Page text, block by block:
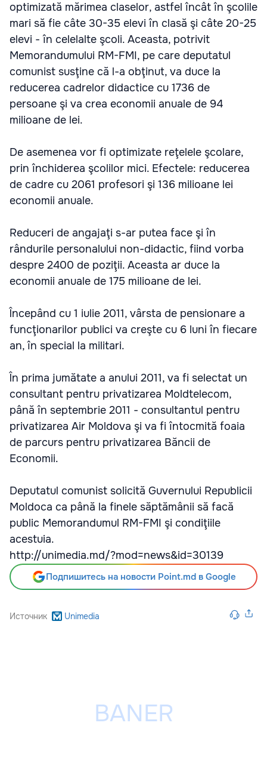
optimizată mărimea claselor, astfel încât în şcolile
mari să fie câte 30-35 elevi în clasă şi câte 20-25
elevi - în celelalte şcoli. Aceasta, potrivit
Memorandumului RM-FMI, pe care deputatul
comunist susţine că l-a obţinut, va duce la
reducerea cadrelor didactice cu 1736 de
persoane şi va crea economii anuale de 94
milioane de lei.
De asemenea vor fi optimizate reţelele şcolare,
prin închiderea şcolilor mici. Efectele: reducerea
de cadre cu 2061 profesori şi 136 milioane lei
economii anuale.
Reduceri de angajaţi s-ar putea face şi în
rândurile personalului non-didactic, fiind vorba
despre 2400 de poziţii. Aceasta ar duce la
economii anuale de 175 milioane de lei.
Începând cu 1 iulie 2011, vârsta de pensionare a
funcţionarilor publici va creşte cu 6 luni în fiecare
an, în special la militari.
În prima jumătate a anului 2011, va fi selectat un
consultant pentru privatizarea Moldtelecom,
până în septembrie 2011 - consultantul pentru
privatizarea Air Moldova şi va fi întocmită foaia
de parcurs pentru privatizarea Băncii de
Economii.
Deputatul comunist solicită Guvernului Republicii
Moldoca ca până la finele săptămânii să facă
public Memorandumul RM-FMI şi condiţiile
acestuia.
http://unimedia.md/?mod=news&id=30139
Подпишитесь на новости Point.md в Google
Источник Unimedia